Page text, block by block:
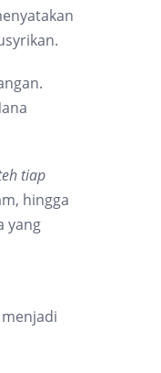
tiap
hingga
yang